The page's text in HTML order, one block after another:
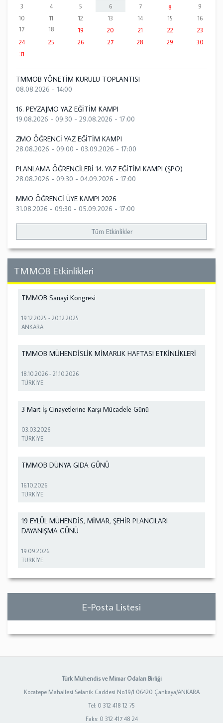
3
4 5 6 7 8
9
10
11 12 13 14 15
16
17
18 19 20 21 22
23
24
25 26 27 28 29
30
31
TMMOB YÖNETİM KURULU TOPLANTISI
08.08.2026 - 14:00
16. PEYZAJMO YAZ EĞİTİM KAMPI
19.08.2026 - 09:30 - 29.08.2026 - 17:00
ZMO ÖĞRENCİ YAZ EĞİTİM KAMPI
28.08.2026 - 09:00 - 03.09.2026 - 17:00
PLANLAMA ÖĞRENCİLERİ 14. YAZ EĞİTİM KAMPI (ŞPO)
28.08.2026 - 09:30 - 04.09.2026 - 17:00
MMO ÖĞRENCİ ÜYE KAMPI 2026
31.08.2026 - 09:30 - 05.09.2026 - 17:00
Tüm Etkinlikler
TMMOB Etkinlikleri
TMMOB Sanayi Kongresi
19.12.2025 -20.12.2025
ANKARA
TMMOB MÜHENDİSLİK MİMARLIK HAFTASI ETKİNLİKLERİ
18.10.2026 -21.10.2026
TÜRKİYE
3 Mart İş Cinayetlerine Karşı Mücadele Günü
03.03.2026
TÜRKİYE
TMMOB DÜNYA GIDA GÜNÜ
16.10.2026
TÜRKİYE
19 EYLÜL MÜHENDİS, MİMAR, ŞEHİR PLANCILARI
DAYANIŞMA GÜNÜ
19.09.2026
TÜRKİYE
E-Posta Listesi
Türk Mühendis ve Mimar Odaları Birliği
Kocatepe Mahallesi Selanik Caddesi No:19/1 06420 Çankaya/ANKARA
Tel: 0 312 418 12 75
Faks: 0 312 417 48 24